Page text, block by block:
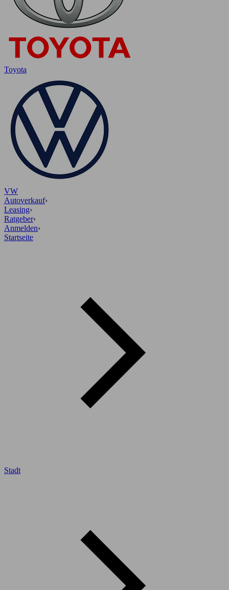
Toyota
VW
Autoverkauf›
Leasing›
Ratgeber›
Anmelden›
Startseite
Stadt